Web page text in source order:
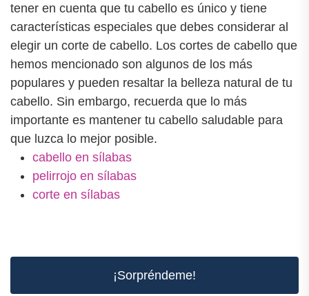
tener en cuenta que tu cabello es único y tiene
características especiales que debes considerar al
elegir un corte de cabello. Los cortes de cabello que
hemos mencionado son algunos de los más
populares y pueden resaltar la belleza natural de tu
cabello. Sin embargo, recuerda que lo más
importante es mantener tu cabello saludable para
que luzca lo mejor posible.
cabello en sílabas
pelirrojo en sílabas
corte en sílabas
¡Sorpréndeme!